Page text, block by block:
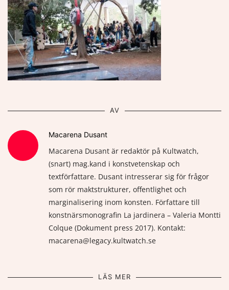
AV
Macarena Dusant
Macarena Dusant är redaktör på Kultwatch,
(snart) mag.kand i konstvetenskap och
textförfattare. Dusant intresserar sig för frågor
som rör maktstrukturer, offentlighet och
marginalisering inom konsten. Författare till
konstnärsmonografin La jardinera – Valeria Montti
Colque (Dokument press 2017). Kontakt:
macarena@legacy.kultwatch.se
LÄS MER